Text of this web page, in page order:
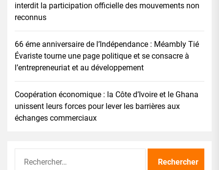
interdit la participation officielle des mouvements non
reconnus
66 éme anniversaire de l’Indépendance : Méambly Tié
Évariste tourne une page politique et se consacre à
l’entrepreneuriat et au développement
Coopération économique : la Côte d’Ivoire et le Ghana
unissent leurs forces pour lever les barrières aux
échanges commerciaux